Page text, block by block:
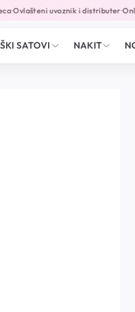
•Ovlašteni uvoznik i distributer•
SATOVI NAKIT